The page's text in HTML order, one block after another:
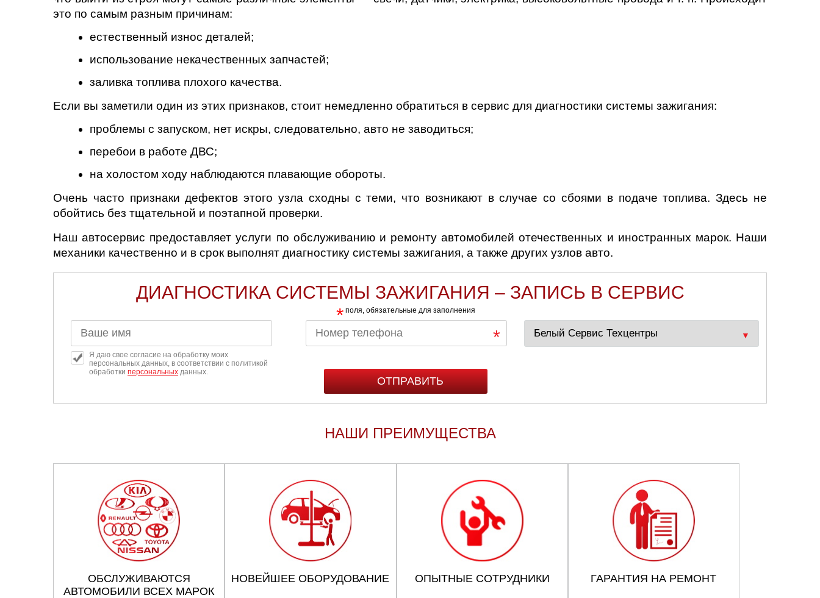
Одинцово
Орёл
Оренбург
Петрозаводск
Ростов-на-Дону
Самара
Санкт-Петербург
Саратов
Сочи
Сургут
Тольятти
Чебоксары
это по самым разным причинам:
естественный износ деталей;
использование некачественных запчастей;
заливка топлива плохого качества.
Если вы заметили один из этих признаков, стоит немедленно обратиться в сервис для диагностики системы зажигания:
проблемы с запуском, нет искры, следовательно, авто не заводиться;
перебои в работе ДВС;
на холостом ходу наблюдаются плавающие обороты.
Очень часто признаки дефектов этого узла сходны с теми, что возникают в случае со сбоями в подаче топлива. Здесь не
обойтись без тщательной и поэтапной проверки.
Наш автосервис предоставляет услуги по обслуживанию и ремонту автомобилей отечественных и иностранных марок. Наши
механики качественно и в срок выполнят диагностику системы зажигания, а также других узлов авто.
ДИАГНОСТИКА СИСТЕМЫ ЗАЖИГАНИЯ – ЗАПИСЬ В СЕРВИС
* поля, обязательные для заполнения
Я даю свое согласие на обработку моих
персональных данных, в соответствии с политикой
обработки персональных данных.
НАШИ ПРЕИМУЩЕСТВА
ОБСЛУЖИВАЮТСЯ
АВТОМОБИЛИ ВСЕХ МАРОК
НОВЕЙШЕЕ ОБОРУДОВАНИЕ ОПЫТНЫЕ СОТРУДНИКИ ГАРАНТИЯ НА РЕМОНТ